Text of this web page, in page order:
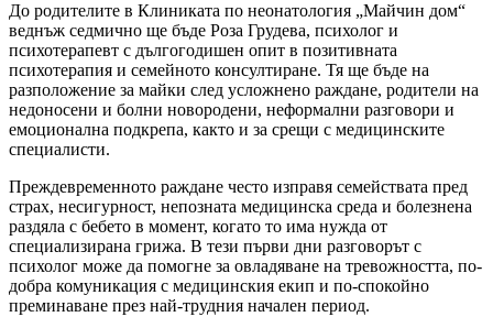
До родителите в Клиниката по неонатология „Майчин дом“
веднъж седмично ще бъде Роза Грудева, психолог и
психотерапевт с дългогодишен опит в позитивната
психотерапия и семейното консултиране. Тя ще бъде на
разположение за майки след усложнено раждане, родители на
недоносени и болни новородени, неформални разговори и
емоционална подкрепа, както и за срещи с медицинските
специалисти.
Преждевременното раждане често изправя семействата пред
страх, несигурност, непозната медицинска среда и болезнена
раздяла с бебето в момент, когато то има нужда от
специализирана грижа. В тези първи дни разговорът с
психолог може да помогне за овладяване на тревожността, по-
добра комуникация с медицинския екип и по-спокойно
преминаване през най-трудния начален период.